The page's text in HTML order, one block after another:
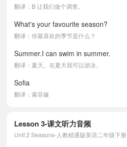
翻译：B 让我们做个调查。
What's your favourite season?
翻译：你最喜欢的季节是什么？
Summer.I can swim in summer.
翻译：夏天。在夏天我可以游泳。
Sofia
翻译：索菲娅
Lesson 3-课文听力音频
Unit 2 Seasons-人教精通版英语二年级下册